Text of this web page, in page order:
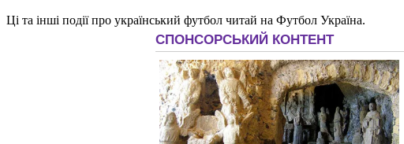
Ці та інші події про український футбол читай на Футбол Україна.